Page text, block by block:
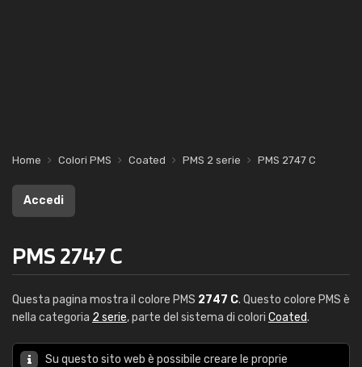
Home Colori PMS Coated PMS 2 serie PMS 2747 C
Accedi
PMS 2747 C
Questa pagina mostra il colore PMS 2747 C. Questo colore PMS è
nella categoria 2 serie, parte del sistema di colori Coated.
Su questo sito web è possibile creare le proprie